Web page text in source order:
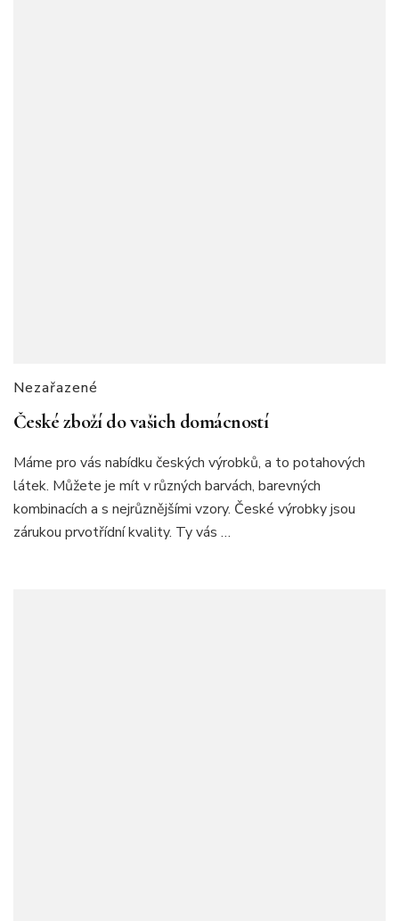
Nezařazené
České zboží do vašich domácností
Máme pro vás nabídku českých výrobků, a to potahových
látek. Můžete je mít v různých barvách, barevných
kombinacích a s nejrůznějšími vzory. České výrobky jsou
zárukou prvotřídní kvality. Ty vás …